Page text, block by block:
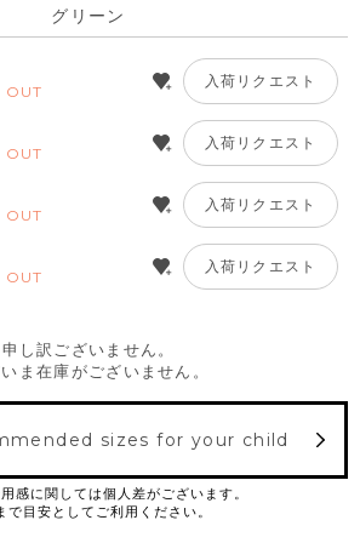
グリーン
OUT
入荷リクエスト
OUT
入荷リクエスト
OUT
入荷リクエスト
OUT
入荷リクエスト
申し訳ございません。
ま在庫がございません。
sizes for your child